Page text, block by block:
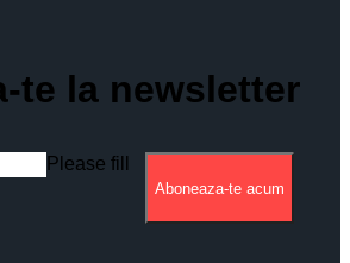
te la newsletter
Please fill
Aboneaza-te acum